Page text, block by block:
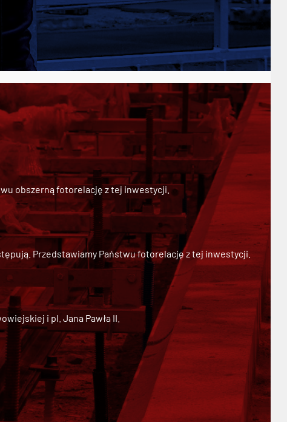
obszerną fotorelację z tej inwestycji.
Przedstawiamy Państwu fotorelację z tej inwestycji.
i pl. Jana Pawła II.